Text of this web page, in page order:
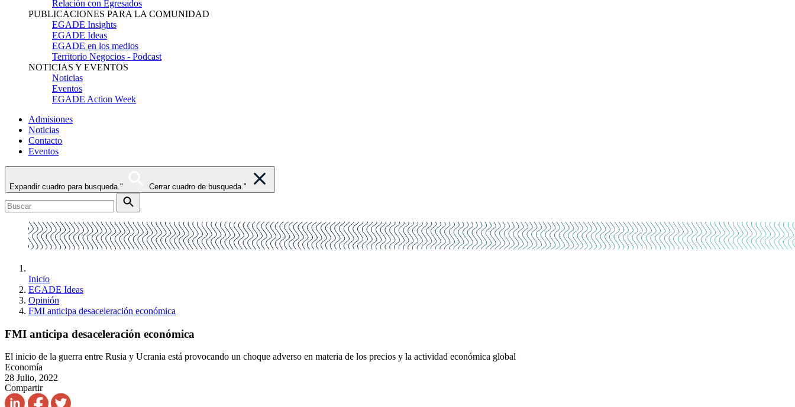
Relación con Egresados
PUBLICACIONES PARA LA COMUNIDAD
EGADE Insights
EGADE Ideas
EGADE en los medios
Territorio Negocios - Podcast
NOTICIAS Y EVENTOS
Noticias
Eventos
EGADE Action Week
Admisiones
Noticias
Contacto
Eventos
Expandir cuadro para busqueda." Cerrar cuadro de busqueda."
Inicio
EGADE Ideas
Opinión
FMI anticipa desaceleración económica
FMI anticipa desaceleración económica
El inicio de la guerra entre Rusia y Ucrania está provocando un choque adverso en materia de los precios y la actividad económica global
Economía
28 Julio, 2022
Compartir